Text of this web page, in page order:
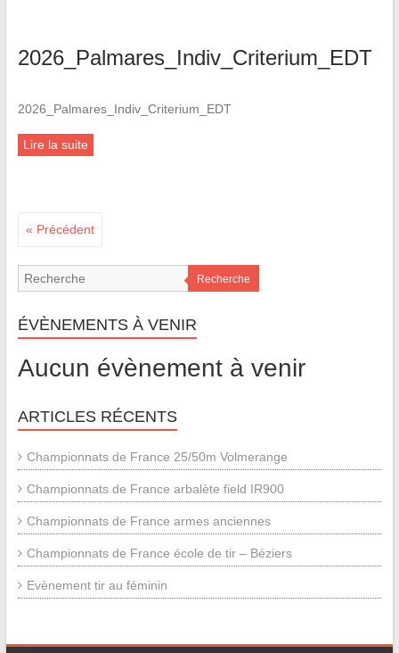
2026_Palmares_Indiv_Criterium_EDT
2026_Palmares_Indiv_Criterium_EDT
Lire la suite
« Précédent
Recherche
ÉVÈNEMENTS À VENIR
Aucun évènement à venir
ARTICLES RÉCENTS
Championnats de France 25/50m Volmerange
Championnats de France arbalète field IR900
Championnats de France armes anciennes
Championnats de France école de tir – Béziers
Evènement tir au féminin